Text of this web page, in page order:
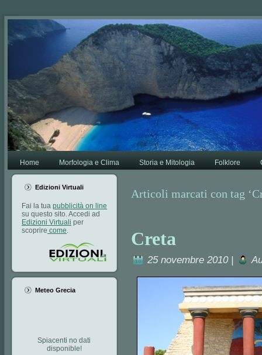
Home Morfologia e Clima Storia e Mitologia Folklore
Edizioni Virtuali
Fai la tua pubblicità on line
su questo sito. Accedi ad
Edizioni Virtuali per
scoprire come.
Meteo Grecia
Spiacenti no dati
disponible!
Articoli marcati con tag
Creta
25 novembre 2010 |